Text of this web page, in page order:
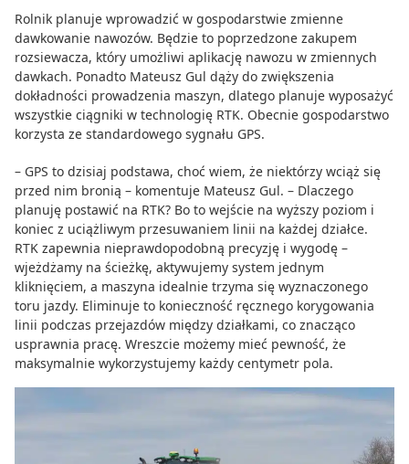
Rolnik planuje wprowadzić w gospodarstwie zmienne
dawkowanie nawozów. Będzie to poprzedzone zakupem
rozsiewacza, który umożliwi aplikację nawozu w zmiennych
dawkach. Ponadto Mateusz Gul dąży do zwiększenia
dokładności prowadzenia maszyn, dlatego planuje wyposażyć
wszystkie ciągniki w technologię RTK. Obecnie gospodarstwo
korzysta ze standardowego sygnału GPS.
– GPS to dzisiaj podstawa, choć wiem, że niektórzy wciąż się
przed nim bronią – komentuje Mateusz Gul. – Dlaczego
planuję postawić na RTK? Bo to wejście na wyższy poziom i
koniec z uciążliwym przesuwaniem linii na każdej działce.
RTK zapewnia nieprawdopodobną precyzję i wygodę –
wjeżdżamy na ścieżkę, aktywujemy system jednym
kliknięciem, a maszyna idealnie trzyma się wyznaczonego
toru jazdy. Eliminuje to konieczność ręcznego korygowania
linii podczas przejazdów między działkami, co znacząco
usprawnia pracę. Wreszcie możemy mieć pewność, że
maksymalnie wykorzystujemy każdy centymetr pola.